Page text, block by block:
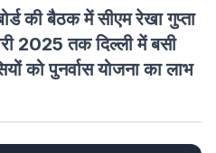
की बैठक में सीएम रेखा गुप्ता
2025 तक दिल्ली में बसी
को पुनर्वास योजना का लाभ